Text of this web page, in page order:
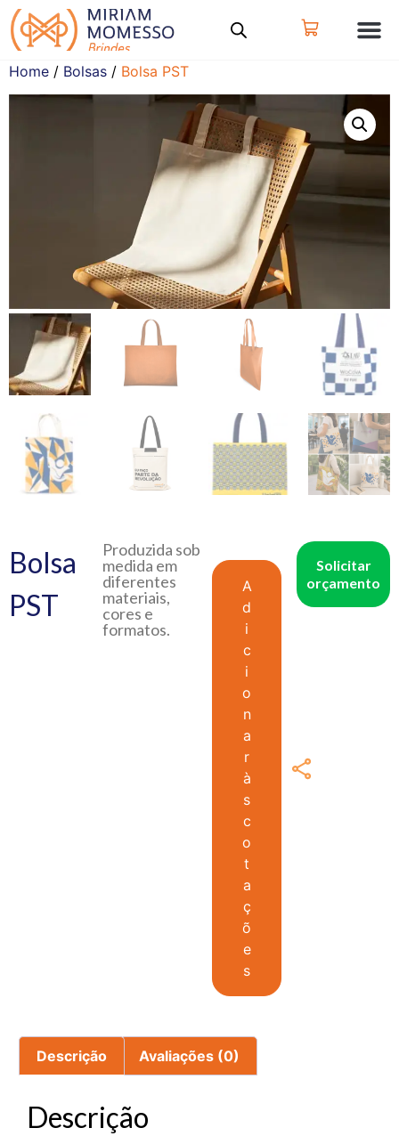
Home / Bolsas / Bolsa PST
Bolsa
PST
Produzida sob
medida em
diferentes
materiais,
cores e
formatos.
A
d
i
c
i
o
n
a
r
à
s
c
o
t
a
ç
õ
e
s
Solicitar
orçamento
Descrição Avaliações (0)
Descrição